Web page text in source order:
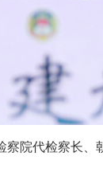
院代检察长